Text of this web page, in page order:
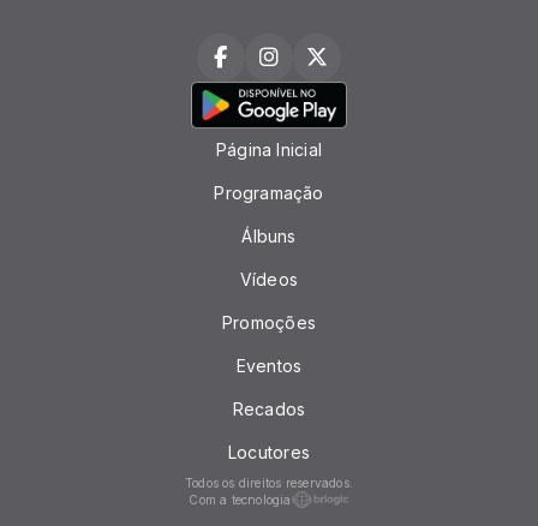
Página Inicial
Programação
Álbuns
Vídeos
Promoções
Eventos
Recados
Locutores
Todos os direitos reservados.
Com a tecnologia